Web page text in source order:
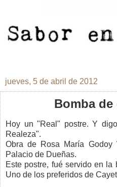
jueves, 5 de abril de 2012
Bomba
Hoy un "Real" postre. Y
Realeza".
Obra de Rosa María Godoy
Palacio de Dueñas.
Este postre, fué servido en
Uno de los preferidos de